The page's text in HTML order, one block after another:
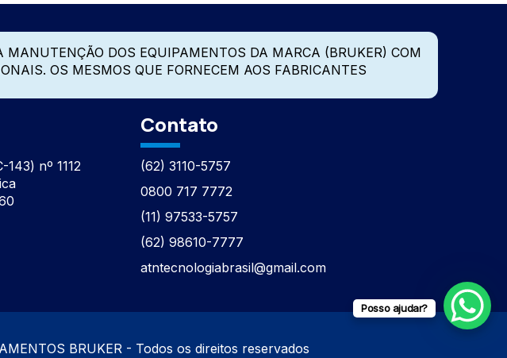
DOS EQUIPAMENTOS DA MARCA (BRUKER) COM
OS MESMOS QUE FORNECEM AOS FABRICANTES
143) nº 1112
Contato
(62) 3110-5757
0800 717 7772
(11) 97533-5757
(62) 98610-7777
atntecnologiabrasil@gmail.com
BRUKER - Todos os direitos reservados
Posso ajudar?